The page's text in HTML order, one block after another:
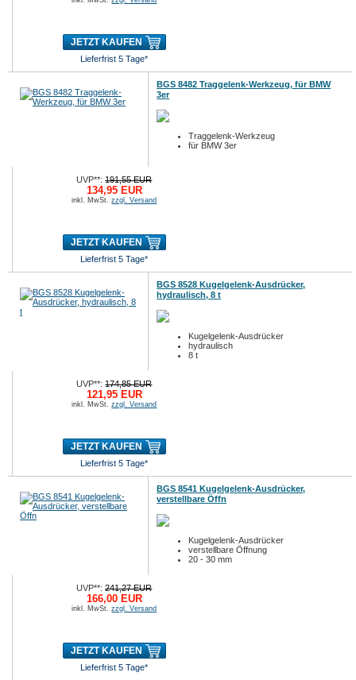
JETZT KAUFEN
Lieferfrist 5 Tage*
BGS 8482 Traggelenk-Werkzeug, für BMW
3er
Traggelenk-Werkzeug
für BMW 3er
UVP**:191,55 EUR
134,95 EUR
inkl. MwSt.zzgl. Versand
JETZT KAUFEN
Lieferfrist 5 Tage*
BGS 8528 Kugelgelenk-Ausdrücker,
hydraulisch, 8 t
Kugelgelenk-Ausdrücker
hydraulisch
8 t
UVP**:174,85 EUR
121,95 EUR
inkl. MwSt.zzgl. Versand
JETZT KAUFEN
Lieferfrist 5 Tage*
BGS 8541 Kugelgelenk-Ausdrücker,
verstellbare Öffn
Kugelgelenk-Ausdrücker
verstellbare Öffnung
20 - 30 mm
UVP**:241,27 EUR
166,00 EUR
inkl. MwSt.zzgl. Versand
JETZT KAUFEN
Lieferfrist 5 Tage*